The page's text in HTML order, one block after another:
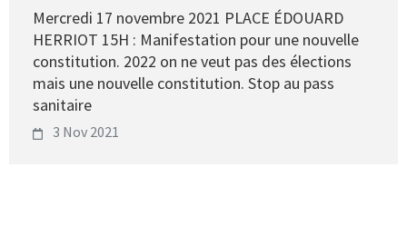
Mercredi 17 novembre 2021 PLACE ÉDOUARD
HERRIOT 15H : Manifestation pour une nouvelle
constitution. 2022 on ne veut pas des élections
mais une nouvelle constitution. Stop au pass
sanitaire
3 Nov 2021